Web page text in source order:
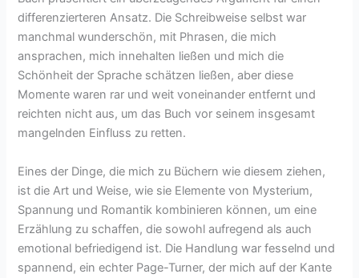
differenzierteren Ansatz. Die Schreibweise selbst war
manchmal wunderschön, mit Phrasen, die mich
ansprachen, mich innehalten ließen und mich die
Schönheit der Sprache schätzen ließen, aber diese
Momente waren rar und weit voneinander entfernt und
reichten nicht aus, um das Buch vor seinem insgesamt
mangelnden Einfluss zu retten.
Eines der Dinge, die mich zu Büchern wie diesem ziehen,
ist die Art und Weise, wie sie Elemente von Mysterium,
Spannung und Romantik kombinieren können, um eine
Erzählung zu schaffen, die sowohl aufregend als auch
emotional befriedigend ist. Die Handlung war fesselnd und
spannend, ein echter Page-Turner, der mich auf der Kante